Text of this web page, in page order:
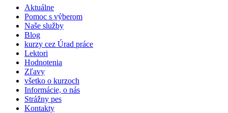
Aktuálne
Pomoc s výberom
Naše služby
Blog
kurzy cez Úrad práce
Lektori
Hodnotenia
Zľavy
všetko o kurzoch
Informácie, o nás
Strážny pes
Kontakty